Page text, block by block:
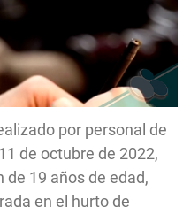
por personal de
de octubre de 2022,
de 19 años de edad,
en el hurto de